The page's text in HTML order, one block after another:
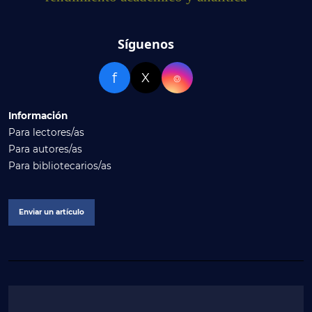
Síguenos
f X ⌾
Información
Para lectores/as
Para autores/as
Para bibliotecarios/as
Enviar un artículo